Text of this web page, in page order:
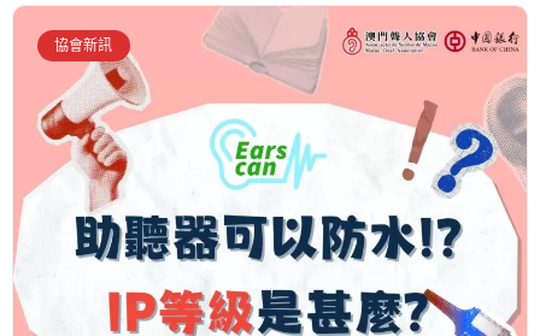
協會新訊